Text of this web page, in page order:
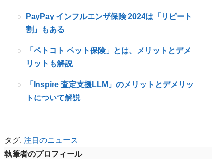
PayPay インフルエンザ保険 2024は「リピート
割」もある
「ペトコト ペット保険」とは、メリットとデメ
リットも解説
「Inspire 査定支援LLM」のメリットとデメリッ
トについて解説
タグ: 注目のニュース
執筆者のプロフィール